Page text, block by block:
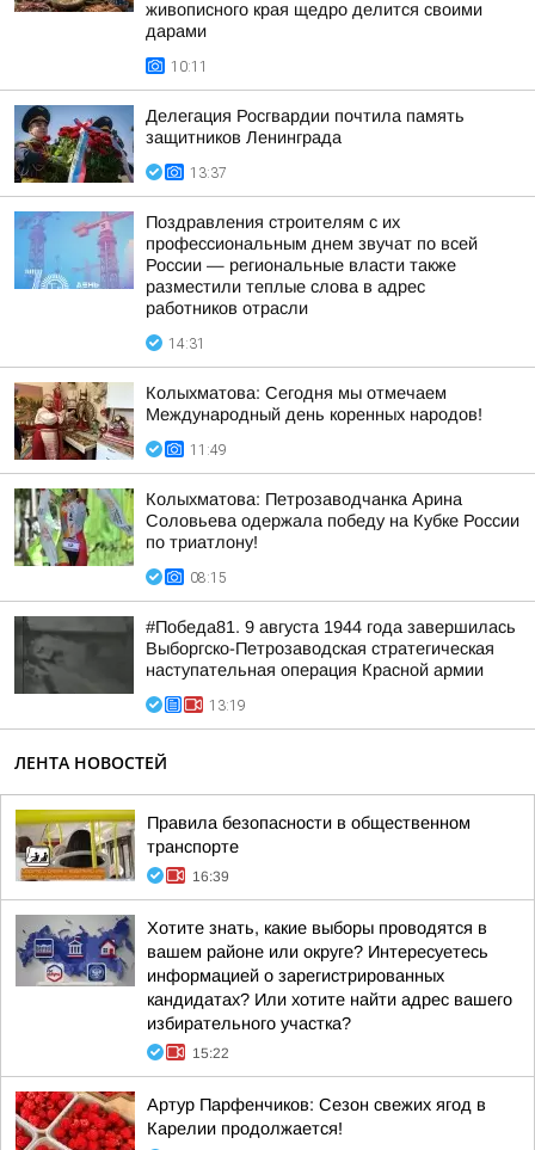
живописного края щедро делится своими
дарами
10:11
Делегация Росгвардии почтила память
защитников Ленинграда
13:37
Поздравления строителям с их
профессиональным днем звучат по всей
России — региональные власти также
разместили теплые слова в адрес
работников отрасли
14:31
Колыхматова: Сегодня мы отмечаем
Международный день коренных народов!
11:49
Колыхматова: Петрозаводчанка Арина
Соловьева одержала победу на Кубке России
по триатлону!
08:15
#Победа81. 9 августа 1944 года завершилась
Выборгско-Петрозаводская стратегическая
наступательная операция Красной армии
13:19
ЛЕНТА НОВОСТЕЙ
Правила безопасности в общественном
транспорте
16:39
Хотите знать, какие выборы проводятся в
вашем районе или округе? Интересуетесь
информацией о зарегистрированных
кандидатах? Или хотите найти адрес вашего
избирательного участка?
15:22
Артур Парфенчиков: Сезон свежих ягод в
Карелии продолжается!